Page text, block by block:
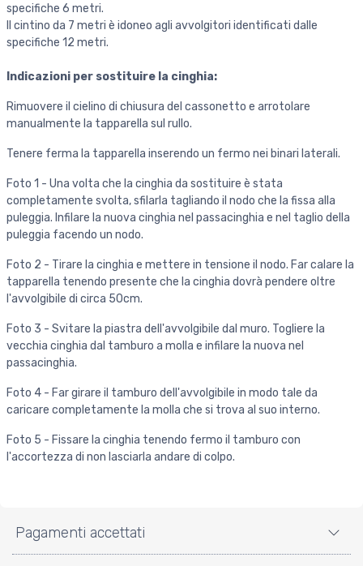
specifiche 6 metri.
Il cintino da 7 metri è idoneo agli avvolgitori identificati dalle
specifiche 12 metri.
Indicazioni per sostituire la cinghia:
Rimuovere il cielino di chiusura del cassonetto e arrotolare
manualmente la tapparella sul rullo.
Tenere ferma la tapparella inserendo un fermo nei binari laterali.
Foto 1 - Una volta che la cinghia da sostituire è stata
completamente svolta, sfilarla tagliando il nodo che la fissa alla
puleggia. Infilare la nuova cinghia nel passacinghia e nel taglio della
puleggia facendo un nodo.
Foto 2 - Tirare la cinghia e mettere in tensione il nodo. Far calare la
tapparella tenendo presente che la cinghia dovrà pendere oltre
l'avvolgibile di circa 50cm.
Foto 3 - Svitare la piastra dell'avvolgibile dal muro. Togliere la
vecchia cinghia dal tamburo a molla e infilare la nuova nel
passacinghia.
Foto 4 - Far girare il tamburo dell'avvolgibile in modo tale da
caricare completamente la molla che si trova al suo interno.
Foto 5 - Fissare la cinghia tenendo fermo il tamburo con
l'accortezza di non lasciarla andare di colpo.
Pagamenti accettati